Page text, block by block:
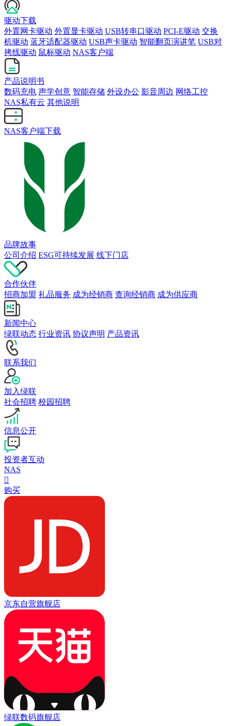
驱动下载
外置网卡驱动 外置显卡驱动 USB转串口驱动 PCI-E驱动 交换
机驱动 蓝牙适配器驱动 USB声卡驱动 智能翻页演讲笔 USB对
拷线驱动 鼠标驱动 NAS客户端
产品说明书
数码充电 声学创意 智能存储 外设办公 影音周边 网络工控
NAS私有云 其他说明
NAS客户端下载
品牌故事
公司介绍 ESG可持续发展 线下门店
合作伙伴
招商加盟 礼品服务 成为经销商 查询经销商 成为供应商
新闻中心
绿联动态 行业资讯 协议声明 产品资讯
联系我们
加入绿联
社会招聘 校园招聘
信息公开
投资者互动
NAS

购买
京东自营旗舰店
绿联数码旗舰店